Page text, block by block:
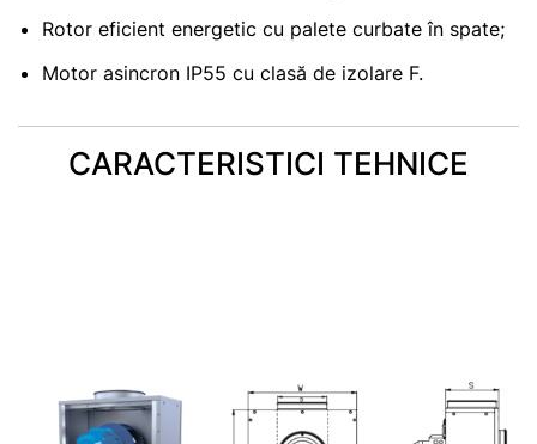
Rotor eficient energetic cu palete curbate în spate;
Motor asincron IP55 cu clasă de izolare F.
CARACTERISTICI TEHNICE